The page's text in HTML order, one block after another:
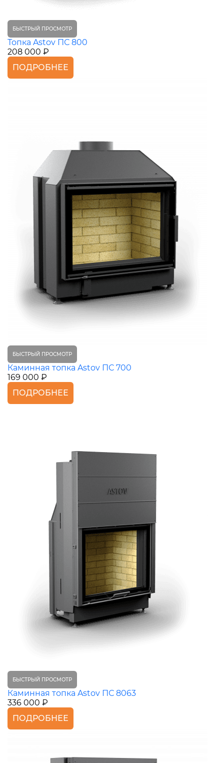
БЫСТРЫЙ ПРОСМОТР
Топка Astov ПС 800
208 000 ₽
ПОДРОБНЕЕ
БЫСТРЫЙ ПРОСМОТР
Каминная топка Astov ПС 700
169 000 ₽
ПОДРОБНЕЕ
БЫСТРЫЙ ПРОСМОТР
Каминная топка Astov ПС 8063
336 000 ₽
ПОДРОБНЕЕ